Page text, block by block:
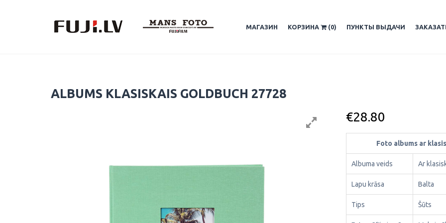
МАГАЗИН КОРЗИНА (0) ПУНКТЫ ВЫДАЧИ
ALBUMS KLASISKAIS GOLDBUCH 27728
€28.80
Foto albums ar
Albuma veids Ar
Lapu krāsa Balta
Tips Šūts